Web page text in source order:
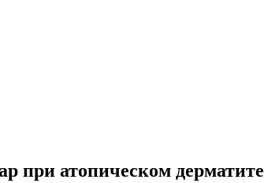
при атопическом дерматите